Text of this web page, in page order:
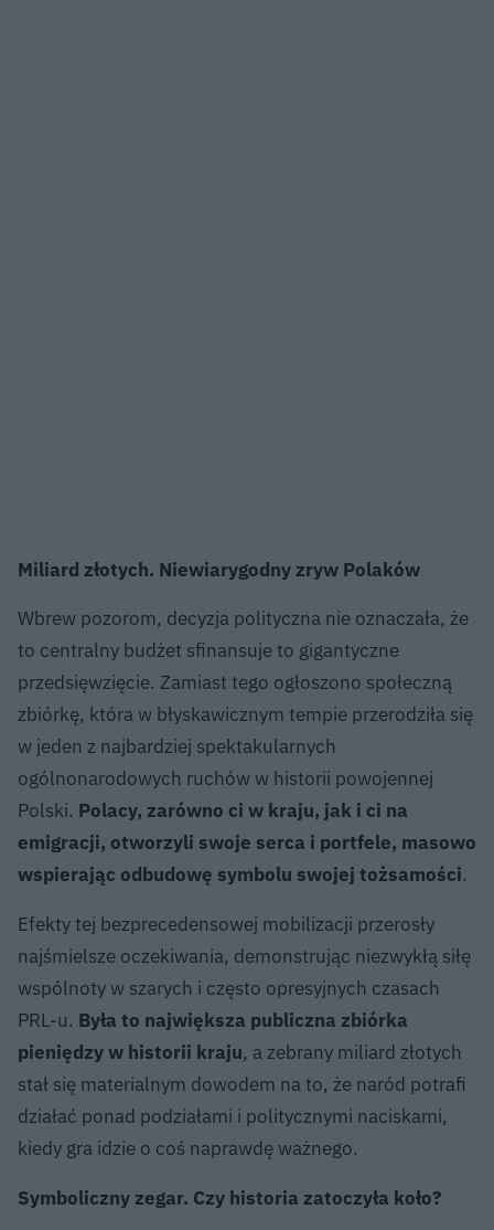
Miliard złotych. Niewiarygodny zryw Polaków
Wbrew pozorom, decyzja polityczna nie oznaczała, że
to centralny budżet sfinansuje to gigantyczne
przedsięwzięcie. Zamiast tego ogłoszono społeczną
zbiórkę, która w błyskawicznym tempie przerodziła się
w jeden z najbardziej spektakularnych
ogólnonarodowych ruchów w historii powojennej
Polski. Polacy, zarówno ci w kraju, jak i ci na
emigracji, otworzyli swoje serca i portfele, masowo
wspierając odbudowę symbolu swojej tożsamości.
Efekty tej bezprecedensowej mobilizacji przerosły
najśmielsze oczekiwania, demonstrując niezwykłą siłę
wspólnoty w szarych i często opresyjnych czasach
PRL-u. Była to największa publiczna zbiórka
pieniędzy w historii kraju, a zebrany miliard złotych
stał się materialnym dowodem na to, że naród potrafi
działać ponad podziałami i politycznymi naciskami,
kiedy gra idzie o coś naprawdę ważnego.
Symboliczny zegar. Czy historia zatoczyła koło?